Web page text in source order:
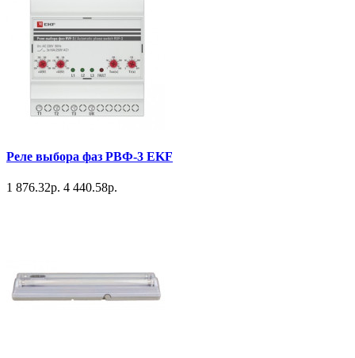
Реле выбора фаз РВФ-3 EKF
1 876.32р. 4 440.58р.